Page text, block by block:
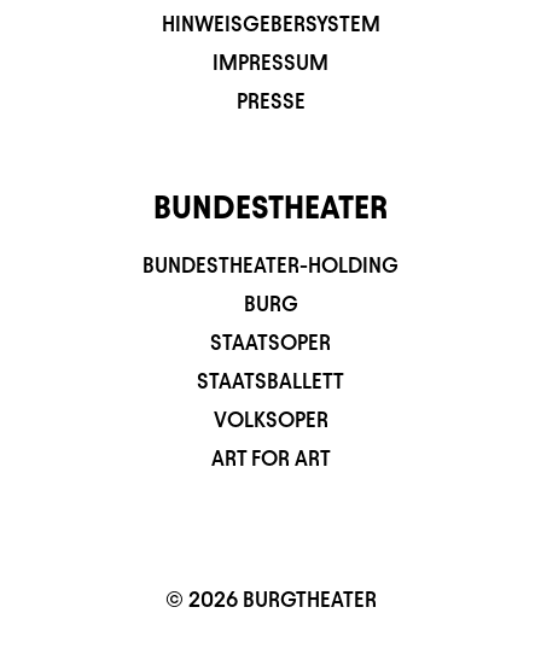
HINWEISGEBERSYSTEM
IMPRESSUM
PRESSE
BUNDESTHEATER
BUNDESTHEATER-HOLDING
BURG
STAATSOPER
STAATSBALLETT
VOLKSOPER
ART FOR ART
© 2026 BURGTHEATER